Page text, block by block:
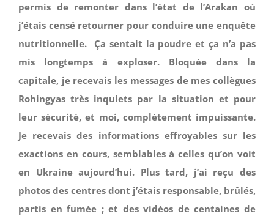
permis de remonter dans l’état de l’Arakan où
j’étais censé retourner pour conduire une enquête
nutritionnelle. Ça sentait la poudre et ça n’a pas
mis longtemps à exploser. Bloquée dans la
capitale, je recevais les messages de mes collègues
Rohingyas très inquiets par la situation et pour
leur sécurité, et moi, complètement impuissante.
Je recevais des informations effroyables sur les
exactions en cours, semblables à celles qu’on voit
en Ukraine aujourd’hui. Plus tard, j’ai reçu des
photos des centres dont j’étais responsable, brûlés,
partis en fumée ; et des vidéos de centaines de